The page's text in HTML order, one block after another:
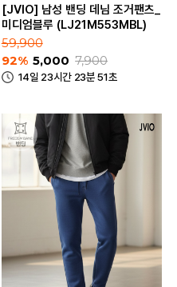
[JVIO] 남성 밴딩 데님 조거팬츠_
미디엄블루 (LJ21M553MBL)
59,900
92% 5,000 7,900
14일 23시간 23분 51초